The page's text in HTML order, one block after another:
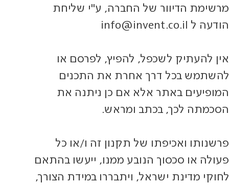
מרשימת הדיוור של החברה, ע"י שליחת
הודעה ל info@invent.co.il
אין להעתיק לשכפל, להפיץ, לפרסם או
להשתמש בכל דרך אחרת את התכנים
המופיעים באתר אלא אם כן ניתנה את
הסכמתה לכך, בכתב ומראש.
פרשנותו ואכיפתו של תקנון זה ו/או כל
פעולה או סכסוך הנובע ממנו, ייעשו בהתאם
לחוקי מדינת ישראל, ויתבררו במידת הצורך,